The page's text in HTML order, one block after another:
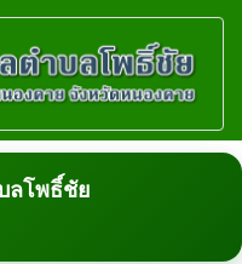
ลโพธิ์ชัย